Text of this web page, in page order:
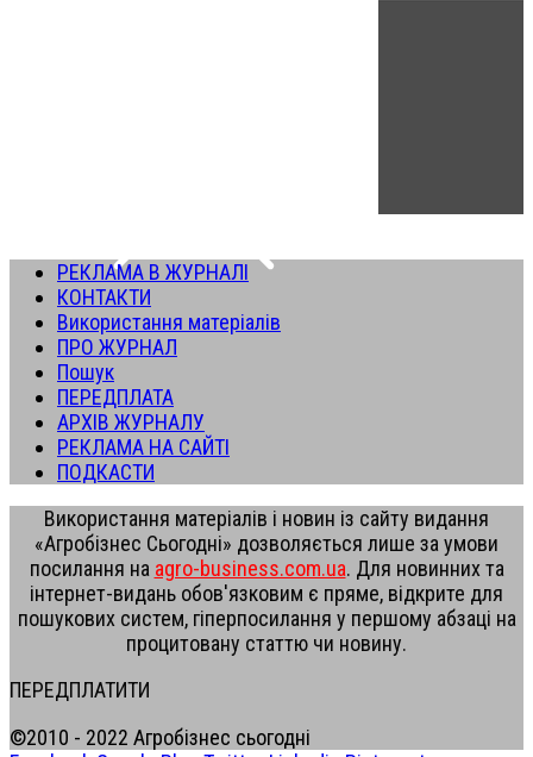
РЕКЛАМА В ЖУРНАЛІ
КОНТАКТИ
Використання матеріалів
ПРО ЖУРНАЛ
Пошук
ПЕРЕДПЛАТА
АРХІВ ЖУРНАЛУ
РЕКЛАМА НА САЙТІ
ПОДКАСТИ
Використання матеріалів і новин із сайту видання
«Агробізнес Сьогодні» дозволяється лише за умови
посилання на agro-business.com.ua. Для новинних та
інтернет-видань обов'язковим є пряме, відкрите для
пошукових систем, гіперпосилання у першому абзаці на
процитовану статтю чи новину.
ПЕРЕДПЛАТИТИ
©2010 - 2022 Агробізнес сьогодні